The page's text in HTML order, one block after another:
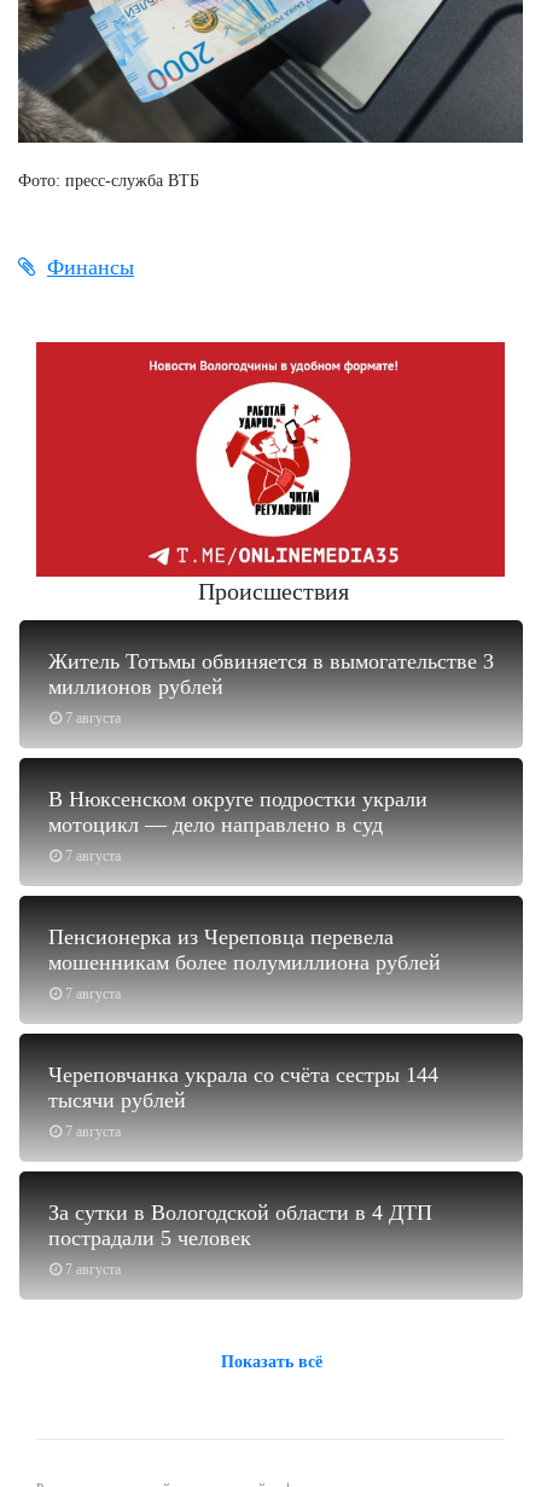
Фото: пресс-служба ВТБ
Финансы
Происшествия
7 августа
Житель Тотьмы обвиняется в вымогательстве 3
миллионов рублей
7 августа
В Нюксенском округе подростки украли
мотоцикл — дело направлено в суд
7 августа
Пенсионерка из Череповца перевела
мошенникам более полумиллиона рублей
7 августа
Череповчанка украла со счёта сестры 144
тысячи рублей
7 августа
За сутки в Вологодской области в 4 ДТП
пострадали 5 человек
Показать всё